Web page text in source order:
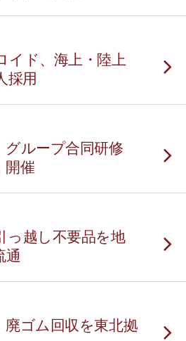
イド、海上・陸上
採用
グループ合同研修
開催
っ越し不要品を地
通
廃ゴム回収を東北拠